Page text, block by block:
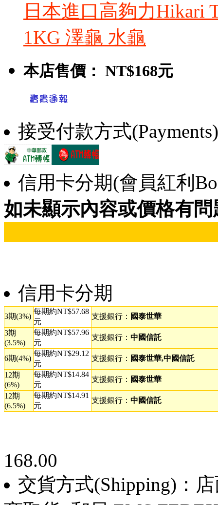
日本進口高夠力Hikari
1KG 澤龜 水龜
本店售價： NT$168元
接受付款方式
信用卡分期(會員紅利
如未顯示內容或價格有
信用卡分期
3期(3%)
每期約NT$57.68
元
支援銀行： 國泰世華
3期
(3.5%)
每期約NT$57.96
元
支援銀行： 中國信託
6期(4%)
每期約NT$29.12
元
支援銀行： 國泰世華,中國信託
12期
(6%)
每期約NT$14.84
元
支援銀行： 國泰世華
12期
(6.5%)
每期約NT$14.91
元
支援銀行： 中國信託
168.00
交貨方式(Shipping)：